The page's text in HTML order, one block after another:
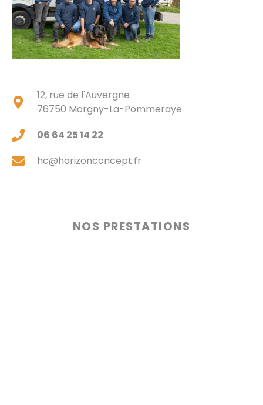
12, rue de l'Auvergne
76750 Morgny-La-Pommeraye
06 64 25 14 22
hc@horizonconcept.fr
NOS PRESTATIONS